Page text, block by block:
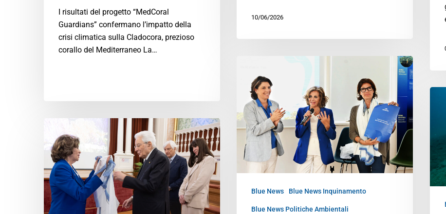
I risultati del progetto “MedCoral
Guardians” confermano l’impatto della
crisi climatica sulla Cladocora, prezioso
corallo del Mediterraneo La…
10/06/2026
Blue News Blue News Inquinamento
Blue News Politiche Ambientali